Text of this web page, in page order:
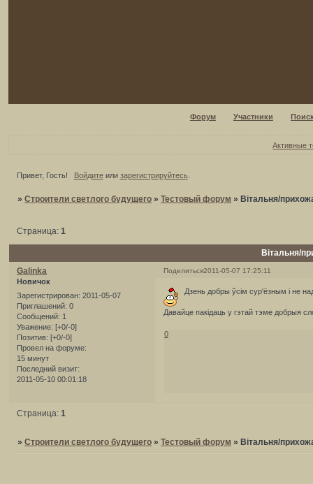
Форум Участники
Активные
Привет, Гость! Войдитеили зарегистрируйтесь.
»Строители светлого будущего »Тестовый форум » Вітальня/
Вітальня/
Страница:1
Поделиться2011-05-07 17:25:11
Galinka
Новичок
Зарегистрирован: 2011-05-07
Приглашений: 0
Сообщений: 1
Уважение: [+0/-0]
Позитив: [+0/-0]
Провел на форуме:
15 минут
Последний визит:
2011-05-10 00:01:18
Дзень добры ўсім сур'ёзным і не
Давайце пакідаць у гэтай тэме добрыя
0
Страница: 1
»Строители светлого будущего »Тестовый форум » Вітальня/